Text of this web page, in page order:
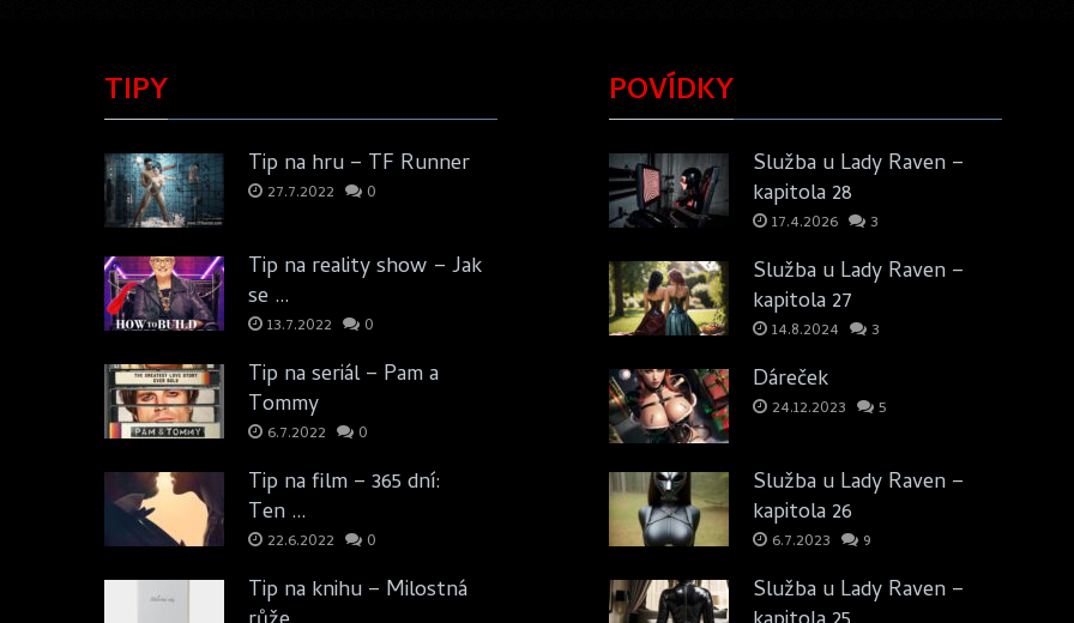
TIPY
Tip na hru – TF Runner
27.7.2022 0
Tip na reality show – Jak
se …
13.7.2022 0
Tip na seriál – Pam a
Tommy
6.7.2022 0
Tip na film – 365 dní:
Ten …
22.6.2022 0
Tip na knihu – Milostná
POVÍDKY
Služba u Lady Raven –
kapitola 28
17.4.2026 3
Služba u Lady Raven –
kapitola 27
14.8.2024 3
Dáreček
24.12.2023 5
Služba u Lady Raven –
kapitola 26
6.7.2023 9
Služba u Lady Raven –